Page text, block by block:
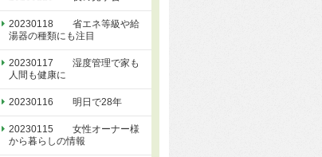
20230118 省エネ等級や給
湯器の種類にも注目
20230117 湿度管理で家も
人間も健康に
20230116 明日で28年
20230115 女性オーナー様
から暮らしの情報